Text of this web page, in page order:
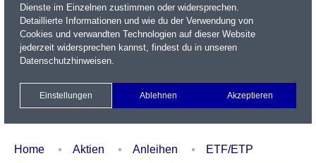
Name / WKN / ISIN / Kürzel
Xetra Realtime
Watchlist Portfolio Login
Home Aktien Anleihen
ETF/ETP
Dienste im Einzelnen zustimmen oder widersprechen.
Detaillierte Informationen und wie du der Verwendung von
Cookies und verwandten Technologien auf dieser Website
jederzeit widersprechen kannst, findest du in unseren
Datenschutzhinweisen.
Einstellungen Ablehnen Akzeptieren